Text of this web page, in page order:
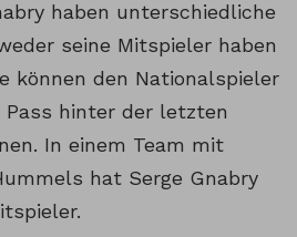
haben unterschiedliche
seine Mitspieler haben
können den Nationalspieler
hinter der letzten
In einem Team mit
hat Serge Gnabry